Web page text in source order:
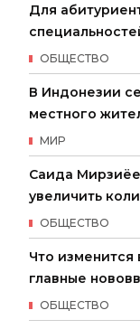
Для
ОБЩЕСТВО
В Индонезии
местного
МИР
Саида
увеличить
ОБЩЕСТВО
Что изменится
главные
ОБЩЕСТВО